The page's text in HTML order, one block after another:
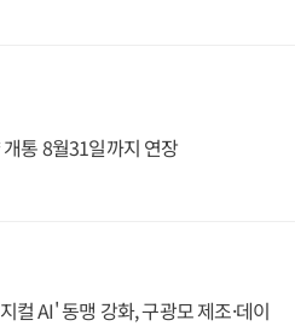
통 8월31일까지 연장
컬 AI' 동맹 강화, 구광모 제조·데이